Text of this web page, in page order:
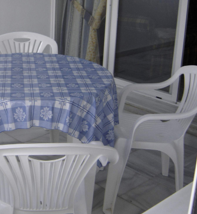
Alquiler piso Valdelagrana CAD049
Consultar
ALQUILER
Bedrooms